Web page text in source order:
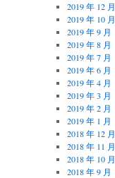
2019 年 12 月
2019 年 10 月
2019 年 9 月
2019 年 8 月
2019 年 7 月
2019 年 6 月
2019 年 4 月
2019 年 3 月
2019 年 2 月
2019 年 1 月
2018 年 12 月
2018 年 11 月
2018 年 10 月
2018 年 9 月